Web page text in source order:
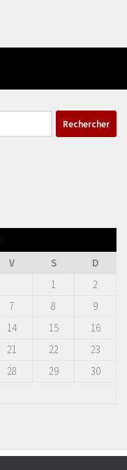
V S
D
1
2
7 8
9
14 15
16
21 22
23
28 29
30